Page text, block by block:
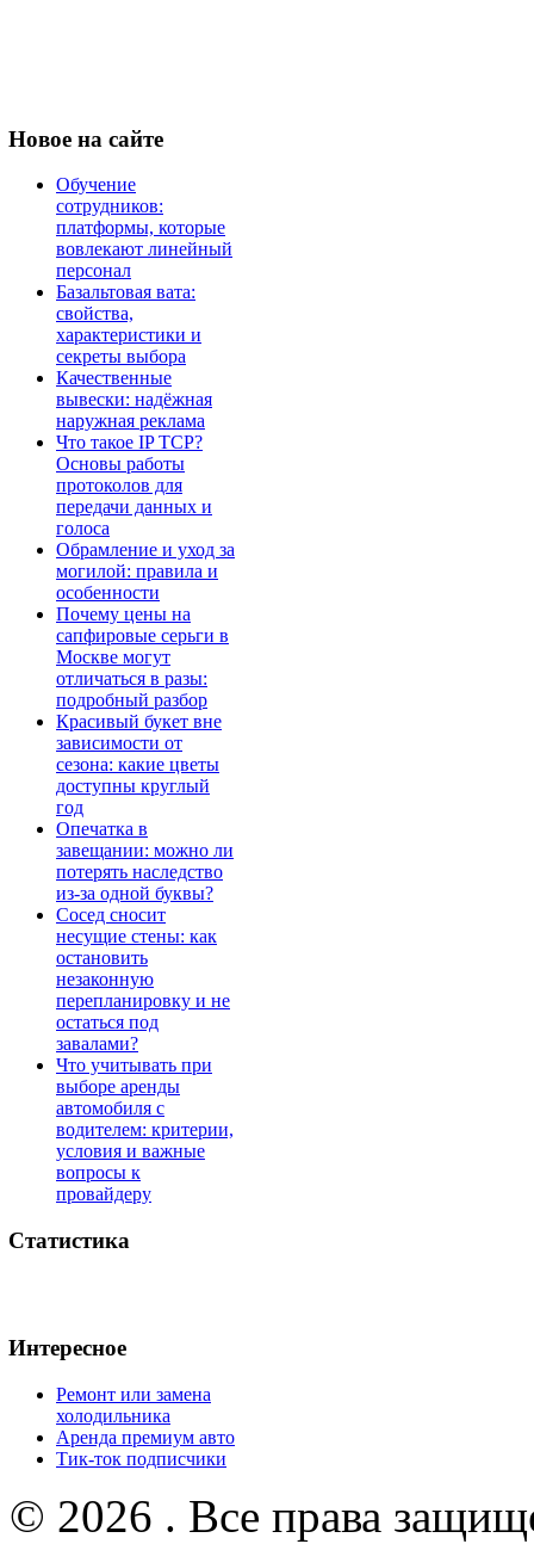
Новое на сайте
Обучение
сотрудников:
платформы, которые
вовлекают линейный
персонал
Базальтовая вата:
свойства,
характеристики и
секреты выбора
Качественные
вывески: надёжная
наружная реклама
Что такое IP TCP?
Основы работы
протоколов для
передачи данных и
голоса
Обрамление и уход за
могилой: правила и
особенности
Почему цены на
сапфировые серьги в
Москве могут
отличаться в разы:
подробный разбор
Красивый букет вне
зависимости от
сезона: какие цветы
доступны круглый
год
Опечатка в
завещании: можно ли
потерять наследство
из-за одной буквы?
Сосед сносит
несущие стены: как
остановить
незаконную
перепланировку и не
остаться под
завалами?
Что учитывать при
выборе аренды
автомобиля с
водителем: критерии,
условия и важные
вопросы к
провайдеру
Статистика
Интересное
Ремонт или замена
холодильника
Аренда премиум авто
Тик-ток подписчики
© 2026 . Все права